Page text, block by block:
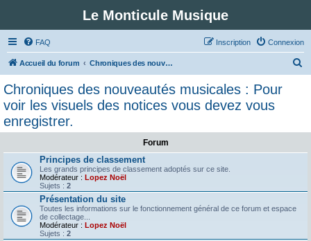
Le Monticule Musique
FAQ Connexion
Inscription
Accueil du forum Chroniques des nouveautés musicales : Pour voir les visuels des notices vous devez vous enregistrer.
e
Chroniques des nouveautés musicales : Pour
voir les visuels des notices vous devez vous
enregistrer.
Forum
Principes de classement
Les grands principes de classement adoptés sur ce site.
Modérateur : Lopez Noël
Sujets : 2
Présentation du site
Toutes les informations sur le fonctionnement général de ce forum et espace
de collectage...
Modérateur : Lopez Noël
Sujets : 2